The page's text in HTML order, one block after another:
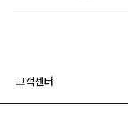
고객센터